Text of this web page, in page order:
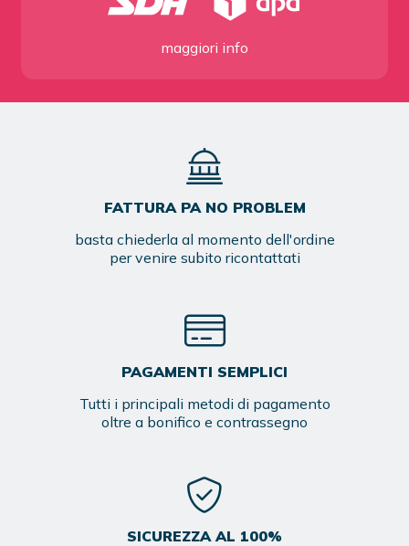
maggiori info
FATTURA PA NO PROBLEM
basta chiederla al momento dell'ordine
per venire subito ricontattati
PAGAMENTI SEMPLICI
Tutti i principali metodi di pagamento
oltre a bonifico e contrassegno
SICUREZZA AL 100%